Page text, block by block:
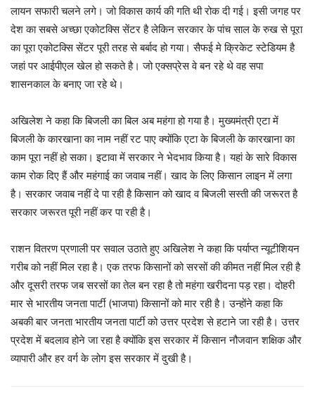
लायन सफारी चलने लगे। जो विकास कार्य की गति थी रोक दी गई। इसी जगह पर
देश का सबसे अच्छा एकोटक्सि सेंटर है लेकिन सरकार के पांच साल के रुख से पूरा
का पूरा एकोटक्सि सेंटर पूरी तरह से बर्बाद हो गया। सैफई मे क्रिकेट स्टेडियम है
जहां पर आईपीएल खेल हो सकते है। जो एक्सप्रेस वे बन रहे थे वह सपा
शासनकाल के बनाए जा रहे थे।
अखिलेश ने कहा कि बिजली का बिल अब महंगा हो गया है। मुख्यमंत्री एटा में
बिजली के कारखाना का नाम नहीं रट पाए क्योंकि एटा के बिजली के कारखाना का
काम पूरा नहीं हो सका। इटावा में सरकार ने भेदभाव किया है। यहां के सारे विकास
काम रोक दिए हैं और महंगाई का जवाब नहीं। खाद के लिए किसान लाइन में लगा
है। सरकार जवाब नहीं दे पा रही है किसान को खाद व बिजली सस्ती की जरूरत है
सरकार जरूरत पूरी नहीं कर पा रही है।
राशन वितरण प्रणाली पर सवाल उठाते हुए अखिलेश ने कहा कि पर्याप्त न्यूटीशियन
गरीब को नहीं मिल रहा है। एक तरफ किसानों को सरसों की कीमत नहीं मिल रही है
और दूसरी तरफ जब सरसों का तेल बन रहा है तो महंगा खरीदना पड़ रहा। दोहरी
मार से भारतीय जनता पार्टी (भाजपा) किसानों को मार रही है। उन्होंने कहा कि
अबकी बार जनता भारतीय जनता पार्टी को उत्तर प्रदेश से हटाने जा रही है। उत्तर
प्रदेश में बदलाव होने जा रहा है क्योंकि इस सरकार में किसान नौजवान शक्षिक और
व्यापारी और हर वर्ग के लोग इस सरकार में दुखी है।